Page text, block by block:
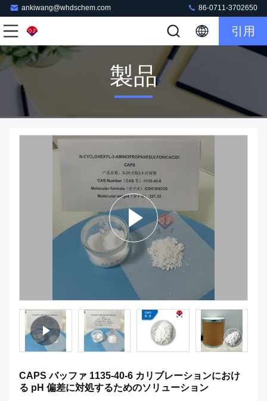
ankiwang@whdschem.com 86-0711-3702650
引用
製品
CAPS バッファ 1135-40-6 カリブレーションにおけ
る pH 偏差に対処するためのソリューション